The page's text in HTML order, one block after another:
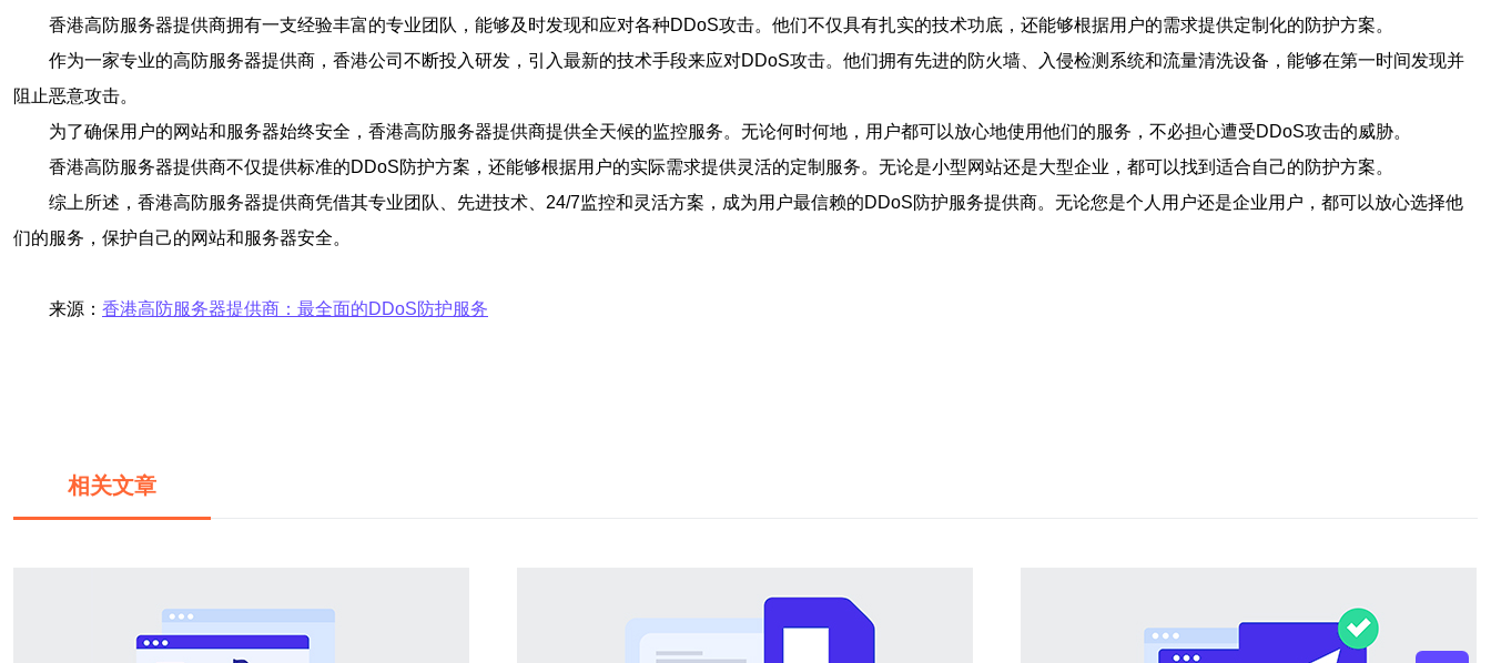
香港高防服务器提供商拥有一支经验丰富的专业团队，能够及时发现和应对各种DDoS攻击。他们不仅具有扎实的技术功底，还能够根据用户的需求提供定制化的防护方案。
作为一家专业的高防服务器提供商，香港公司不断投入研发，引入最新的技术手段来应对DDoS攻击。他们拥有先进的防火墙、入侵检测系统和流量清洗设备，能够在第一时间发现并
阻止恶意攻击。
为了确保用户的网站和服务器始终安全，香港高防服务器提供商提供全天候的监控服务。无论何时何地，用户都可以放心地使用他们的服务，不必担心遭受DDoS攻击的威胁。
香港高防服务器提供商不仅提供标准的DDoS防护方案，还能够根据用户的实际需求提供灵活的定制服务。无论是小型网站还是大型企业，都可以找到适合自己的防护方案。
综上所述，香港高防服务器提供商凭借其专业团队、先进技术、24/7监控和灵活方案，成为用户最信赖的DDoS防护服务提供商。无论您是个人用户还是企业用户，都可以放心选择他
们的服务，保护自己的网站和服务器安全。
来源： 香港高防服务器提供商：最全面的DDoS防护服务
相关文章